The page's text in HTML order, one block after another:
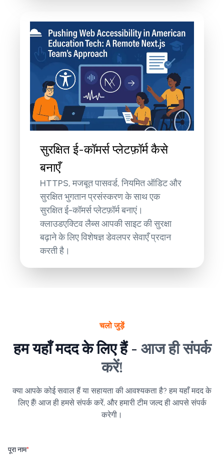
सुरक्षित ई-कॉमर्स प्लेटफ़ॉर्म कैसे
बनाएँ
HTTPS, मजबूत पासवर्ड, नियमित ऑडिट और
सुरक्षित भुगतान प्रसंस्करण के साथ एक
सुरक्षित ई-कॉमर्स प्लेटफ़ॉर्म बनाएं।
क्लाउडएक्टिव लैब्स आपकी साइट की सुरक्षा
बढ़ाने के लिए विशेषज्ञ डेवलपर सेवाएँ प्रदान
करती है।
चलो जुड़ें
हम यहाँ मदद के लिए हैं - आज ही संपर्क
करें!
क्या आपके कोई सवाल हैं या सहायता की आवश्यकता है? हम यहाँ मदद के
लिए हैं! आज ही हमसे संपर्क करें, और हमारी टीम जल्द ही आपसे संपर्क
करेगी।
पूरा नाम*